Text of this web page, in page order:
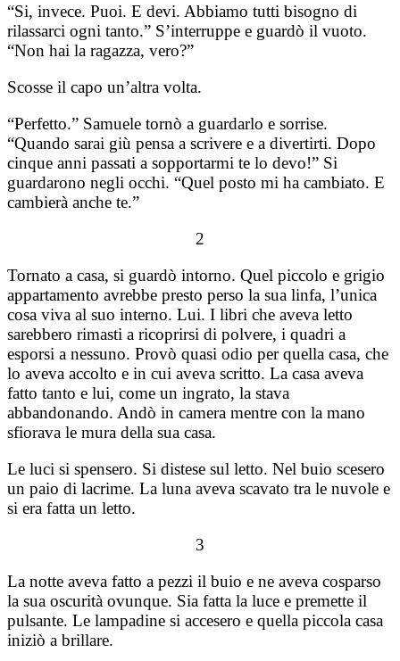
“Si, invece. Puoi. E devi. Abbiamo tutti bisogno di
rilassarci ogni tanto.” S’interruppe e guardò il vuoto.
“Non hai la ragazza, vero?”
Scosse il capo un’altra volta.
“Perfetto.” Samuele tornò a guardarlo e sorrise.
“Quando sarai giù pensa a scrivere e a divertirti. Dopo
cinque anni passati a sopportarmi te lo devo!” Si
guardarono negli occhi. “Quel posto mi ha cambiato. E
cambierà anche te.”
2
Tornato a casa, si guardò intorno. Quel piccolo e grigio
appartamento avrebbe presto perso la sua linfa, l’unica
cosa viva al suo interno. Lui. I libri che aveva letto
sarebbero rimasti a ricoprirsi di polvere, i quadri a
esporsi a nessuno. Provò quasi odio per quella casa, che
lo aveva accolto e in cui aveva scritto. La casa aveva
fatto tanto e lui, come un ingrato, la stava
abbandonando. Andò in camera mentre con la mano
sfiorava le mura della sua casa.
Le luci si spensero. Si distese sul letto. Nel buio scesero
un paio di lacrime. La luna aveva scavato tra le nuvole e
si era fatta un letto.
3
La notte aveva fatto a pezzi il buio e ne aveva cosparso
la sua oscurità ovunque. Sia fatta la luce e premette il
pulsante. Le lampadine si accesero e quella piccola casa
iniziò a brillare.